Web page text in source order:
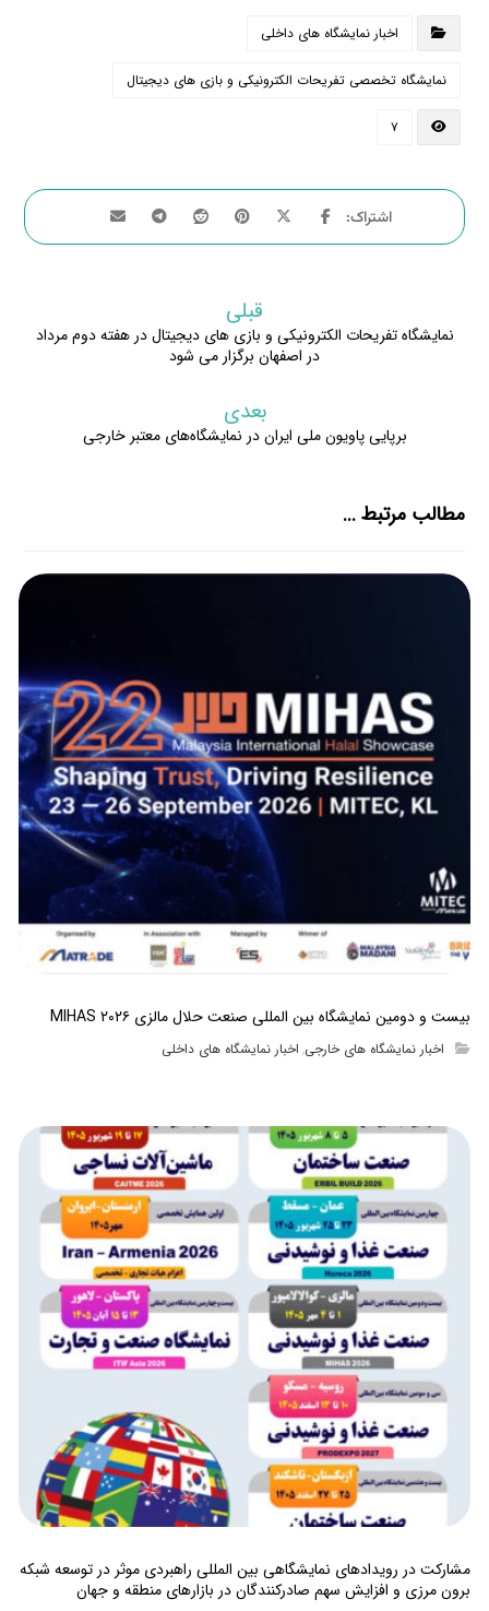
اخبار نمایشگاه های داخلی
نمایشگاه تخصصی تفریحات الکترونیکی و بازی های دیجیتال
۷
قبلی
نمایشگاه تفریحات الکترونیکی و بازی های دیجیتال در هفته دوم مرداد
در اصفهان برگزار می شود
بعدی
برپایی پاویون ملی ایران در نمایشگاه‌های معتبر خارجی
مطالب مرتبط ...
بیست و دومین نمایشگاه بین المللی صنعت حلال مالزی MIHAS ۲۰۲۶
اخبار نمایشگاه های خارجی, اخبار نمایشگاه های داخلی
مشارکت در رویدادهای نمایشگاهی بین المللی راهبردی موثر در توسعه شبکه
برون مرزی و افزایش سهم صادرکنندگان در بازارهای منطقه و جهان